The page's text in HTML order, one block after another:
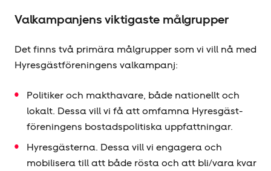
Valkampanjens viktigaste målgrupper
Det finns två primära målgrupper som vi vill nå med
Hyresgäst­föreningens valkampanj:
Politiker och makthavare, både nationellt och
lokalt. Dessa vill vi få att omfamna Hyresgäst­
föreningens bostadspolitiska uppfattningar.
Hyresgästerna. Dessa vill vi engagera och
mobilisera till att både rösta och att bli/vara kvar